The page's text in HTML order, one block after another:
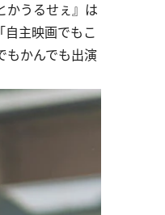
かうるせぇ』は
自主映画でもこ
もかんでも出演